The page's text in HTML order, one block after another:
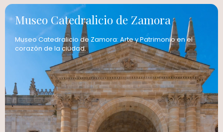
Museo Catedralicio de Zamora
Museo Catedralicio de Zamora: Arte y Patrimonio en el
corazón de la ciudad.